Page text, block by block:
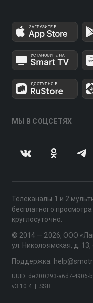
МЫ В СОЦСЕТЯХ
Телеканалы 1 и 2
бесплатного
круглосуточно.
© 2014 — 2026, ООО
ул. Николоямская, д.
Поддержка:
v3.10.4 SSR
UUID: de200293-a6d7-4906-